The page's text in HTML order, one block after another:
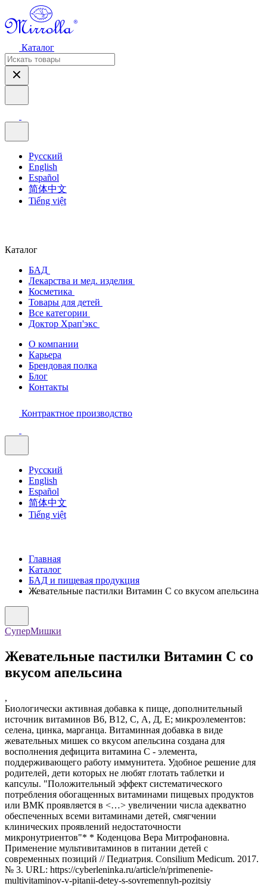
Каталог
Русский
English
Español
简体中文
Tiếng việt
Каталог
БАД
Лекарства и мед. изделия
Косметика
Товары для детей
Все категории
Доктор Храп'экс
О компании
Карьера
Брендовая полка
Блог
Контакты
Контрактное производство
Русский
English
Español
简体中文
Tiếng việt
Главная
Каталог
БАД и пищевая продукция
Жевательные пастилки Витамин С со вкусом апельсина
СуперМишки
Жевательные пастилки Витамин С со
вкусом апельсина
,
Биологически активная добавка к пище, дополнительный
источник витаминов В6, В12, С, А, Д, Е; микроэлементов:
селена, цинка, марганца. Витаминная добавка в виде
жевательных мишек со вкусом апельсина создана для
восполнения дефицита витамина С - элемента,
поддерживающего работу иммунитета. Удобное решение для
родителей, дети которых не любят глотать таблетки и
капсулы. "Положительный эффект систематического
потребления обогащенных витаминами пищевых продуктов
или ВМК проявляется в <…> увеличении числа адекватно
обеспеченных всеми витаминами детей, смягчении
клинических проявлений недостаточности
микронутриентов"* * Коденцова Вера Митрофановна.
Применение мультивитаминов в питании детей с
современных позиций // Педиатрия. Consilium Medicum. 2017.
№ 3. URL: https://cyberleninka.ru/article/n/primenenie-
multivitaminov-v-pitanii-detey-s-sovremennyh-pozitsiy